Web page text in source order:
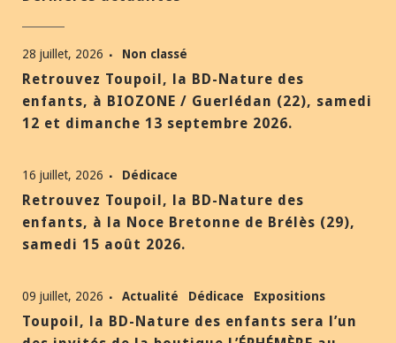
28 juillet, 2026 Non classé
Retrouvez Toupoil, la BD-Nature des
enfants, à BIOZONE / Guerlédan (22), samedi
12 et dimanche 13 septembre 2026.
16 juillet, 2026 Dédicace
Retrouvez Toupoil, la BD-Nature des
enfants, à la Noce Bretonne de Brélès (29),
samedi 15 août 2026.
09 juillet, 2026 Actualité Dédicace Expositions
Toupoil, la BD-Nature des enfants sera l’un